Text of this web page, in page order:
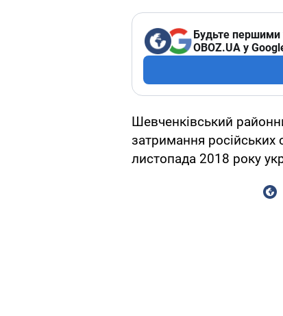
Будьте першими
OBOZ.UA у
Шевченківський
затримання російських
листопада 2018 року